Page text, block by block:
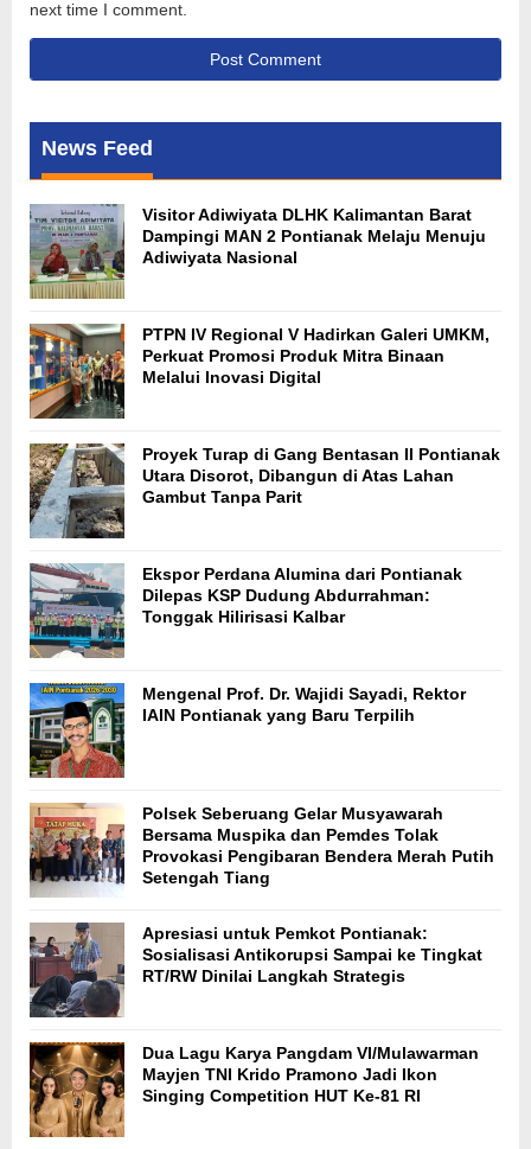
next time I comment.
News Feed
Visitor Adiwiyata DLHK Kalimantan Barat
Dampingi MAN 2 Pontianak Melaju Menuju
Adiwiyata Nasional
PTPN IV Regional V Hadirkan Galeri UMKM,
Perkuat Promosi Produk Mitra Binaan
Melalui Inovasi Digital
Proyek Turap di Gang Bentasan II Pontianak
Utara Disorot, Dibangun di Atas Lahan
Gambut Tanpa Parit
Ekspor Perdana Alumina dari Pontianak
Dilepas KSP Dudung Abdurrahman:
Tonggak Hilirisasi Kalbar
Mengenal Prof. Dr. Wajidi Sayadi, Rektor
IAIN Pontianak yang Baru Terpilih
Polsek Seberuang Gelar Musyawarah
Bersama Muspika dan Pemdes Tolak
Provokasi Pengibaran Bendera Merah Putih
Setengah Tiang
Apresiasi untuk Pemkot Pontianak:
Sosialisasi Antikorupsi Sampai ke Tingkat
RT/RW Dinilai Langkah Strategis
Dua Lagu Karya Pangdam VI/Mulawarman
Mayjen TNI Krido Pramono Jadi Ikon
Singing Competition HUT Ke-81 RI